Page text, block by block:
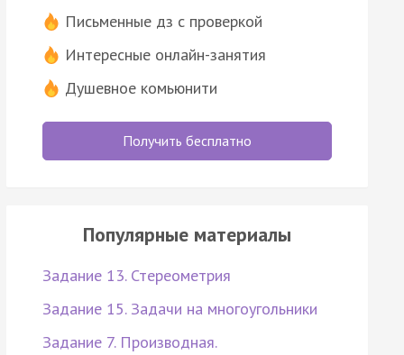
Письменные дз с проверкой
Интересные онлайн-занятия
Душевное комьюнити
Получить бесплатно
Популярные материалы
Задание 13. Стереометрия
Задание 15. Задачи на многоугольники
Задание 7. Производная.